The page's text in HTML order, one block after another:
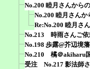
No.200 睦月さんから
No.200 睦月さん
Re:No.200 睦月さ
No.213 時雨さんご依
No.198 歩露@芥辺境
No.210 橘＠akiharu
受注 No.217 影法師